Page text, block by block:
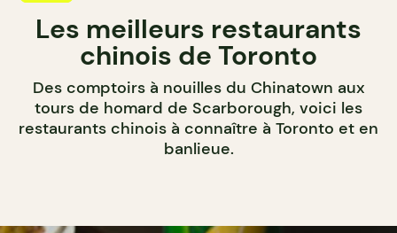
Les meilleurs restaurants
chinois de Toronto
Des comptoirs à nouilles du Chinatown aux
tours de homard de Scarborough, voici les
restaurants chinois à connaître à Toronto et en
banlieue.